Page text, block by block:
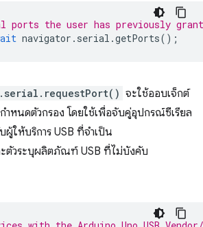
the user has previously
navigator . serial .getPorts();
จะใช้ออบเจ็กต์
ำหนดตัวกรอง โดยใช้เพื่อจับคู่อุปกรณ์ซีเรียล
ให้บริการ USB ที่จำเป็น
ตัวระบุผลิตภัณฑ์ USB ที่ไม่บังคับ